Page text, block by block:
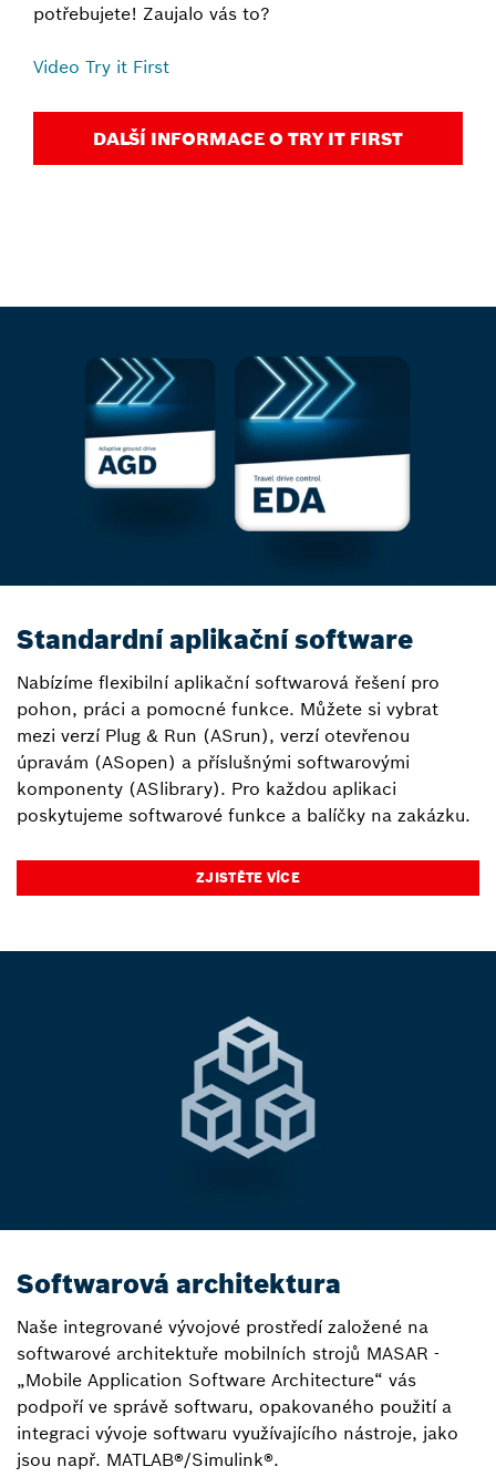
potřebujete! Zaujalo vás to?
Video Try it First
DALŠÍ INFORMACE O TRY IT FIRST
Standardní aplikační software
Nabízíme flexibilní aplikační softwarová řešení pro
pohon, práci a pomocné funkce. Můžete si vybrat
mezi verzí Plug & Run (ASrun), verzí otevřenou
úpravám (ASopen) a příslušnými softwarovými
komponenty (ASlibrary). Pro každou aplikaci
poskytujeme softwarové funkce a balíčky na zakázku.
ZJISTĚTE VÍCE
Softwarová architektura
Naše integrované vývojové prostředí založené na
softwarové architektuře mobilních strojů MASAR -
„Mobile Application Software Architecture“ vás
podpoří ve správě softwaru, opakovaného použití a
integraci vývoje softwaru využívajícího nástroje, jako
jsou např. MATLAB®/Simulink®.